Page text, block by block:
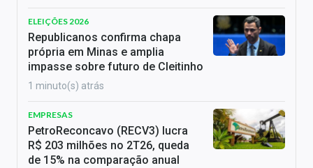
ELEIÇÕES 2026
Republicanos confirma chapa
própria em Minas e amplia
impasse sobre futuro de Cleitinho
1 minuto(s) atrás
EMPRESAS
PetroReconcavo (RECV3) lucra
R$ 203 milhões no 2T26, queda
de 15% na comparação anual